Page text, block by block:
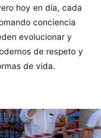
hoy en día, cada
conciencia
evolucionar y
de respeto y
de vida.